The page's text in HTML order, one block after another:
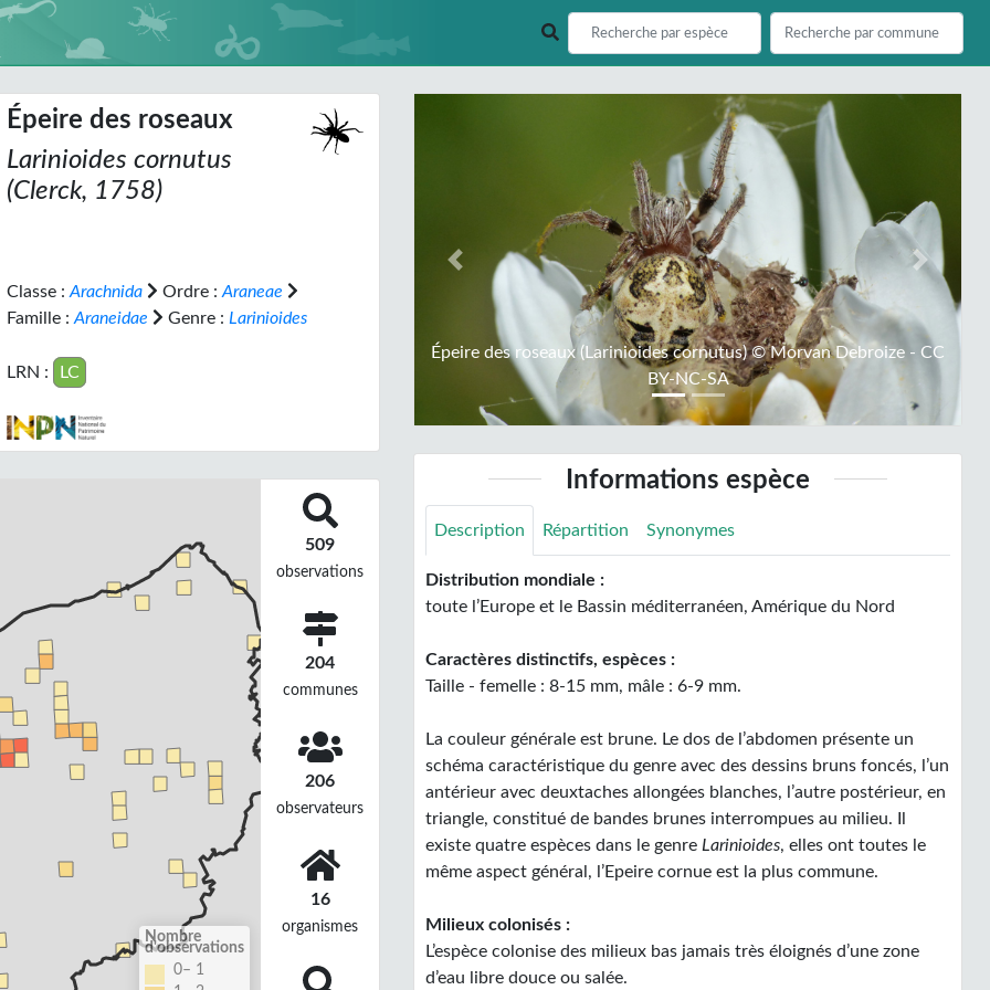
Épeire des roseaux
Larinioides cornutus
(Clerck, 1758)
Classe : Arachnida Ordre : Araneae
Famille : Araneidae Genre : Larinioides
LRN : LC
Nombre
d'observations
0– 1
509
observations
204
communes
206
observateurs
16
organismes
Épeire des roseaux (Larinioides cornutus) © Morvan Debroize - CC
BY-NC-SA
Previous Next
Informations espèce
Description Répartition Synonymes
Distribution mondiale :
toute l’Europe et le Bassin méditerranéen, Amérique du Nord
Caractères distinctifs, espèces :
Taille - femelle : 8-15 mm, mâle : 6-9 mm.
La couleur générale est brune. Le dos de l’abdomen présente un
schéma caractéristique du genre avec des dessins bruns foncés, l’un
antérieur avec deuxtaches allongées blanches, l’autre postérieur, en
triangle, constitué de bandes brunes interrompues au milieu. Il
existe quatre espèces dans le genre Larinioides, elles ont toutes le
même aspect général, l’Epeire cornue est la plus commune.
Milieux colonisés :
L’espèce colonise des milieux bas jamais très éloignés d’une zone
d’eau libre douce ou salée.